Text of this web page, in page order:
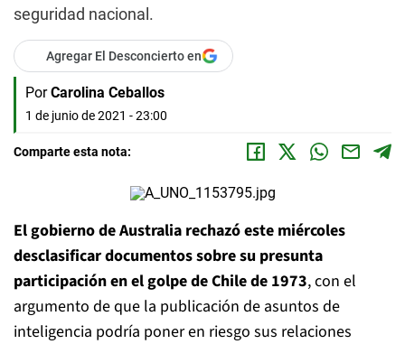
seguridad nacional.
Agregar El Desconcierto en
Por Carolina Ceballos
1 de junio de 2021 - 23:00
Comparte esta nota:
El gobierno de Australia rechazó este miércoles
desclasificar documentos sobre su presunta
participación en el golpe de Chile de 1973, con el
argumento de que la publicación de asuntos de
inteligencia podría poner en riesgo sus relaciones